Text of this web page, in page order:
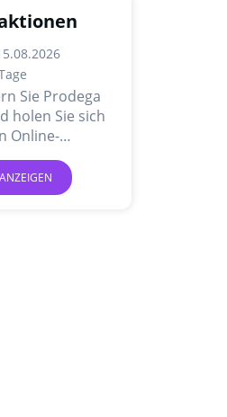
Sie Prodega
holen Sie sich
Online-
Aktionen.